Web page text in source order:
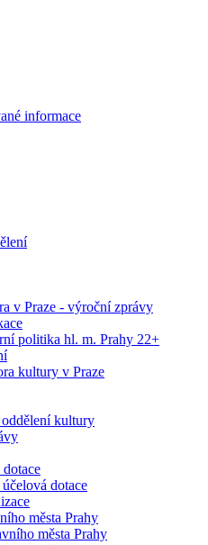
informace
v Praze - výroční zprávy
politika hl. m. Prahy 22+
kultury v Praze
kultury
dotace
města Prahy
města Prahy